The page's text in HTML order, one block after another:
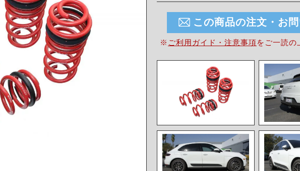
この商品の注文・お
※ ご利用ガイド・注意事項を ご一読の